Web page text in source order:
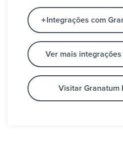
Integrações com
Ver mais
Visitar Granatum